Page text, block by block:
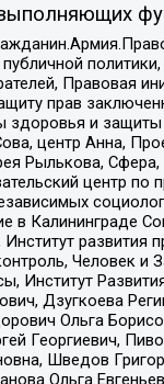
Правовая
прав
здоровья и
центр Анна,
Рылькова,
центр
в Калининграде
развития
Человек и
Институт
Дзугкоева
Ольга
Георгиевич,
Шведов
Ольга